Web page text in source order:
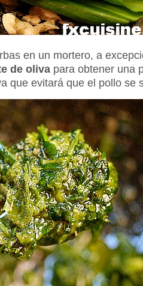
en un mortero, a
de oliva para obtener una
que evitará que el pollo se